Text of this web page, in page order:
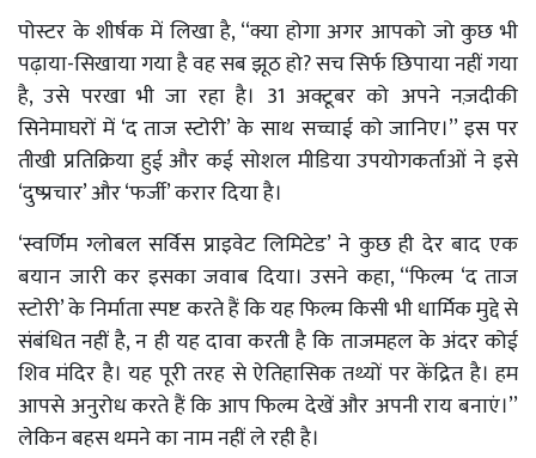
पोस्टर के शीर्षक में लिखा है, ‘‘क्या होगा अगर आपको जो कुछ भी
पढ़ाया-सिखाया गया है वह सब झूठ हो? सच सिर्फ छिपाया नहीं गया
है, उसे परखा भी जा रहा है। 31 अक्टूबर को अपने नज़दीकी
सिनेमाघरों में ‘द ताज स्टोरी’ के साथ सच्चाई को जानिए।’’ इस पर
तीखी प्रतिक्रिया हुई और कई सोशल मीडिया उपयोगकर्ताओं ने इसे
‘दुष्प्रचार’ और ‘फर्जी’ करार दिया है।
‘स्वर्णिम ग्लोबल सर्विस प्राइवेट लिमिटेड’ ने कुछ ही देर बाद एक
बयान जारी कर इसका जवाब दिया। उसने कहा, ‘‘फिल्म ‘द ताज
स्टोरी’ के निर्माता स्पष्ट करते हैं कि यह फिल्म किसी भी धार्मिक मुद्दे से
संबंधित नहीं है, न ही यह दावा करती है कि ताजमहल के अंदर कोई
शिव मंदिर है। यह पूरी तरह से ऐतिहासिक तथ्यों पर केंद्रित है। हम
आपसे अनुरोध करते हैं कि आप फिल्म देखें और अपनी राय बनाएं।’’
लेकिन बहस थमने का नाम नहीं ले रही है।